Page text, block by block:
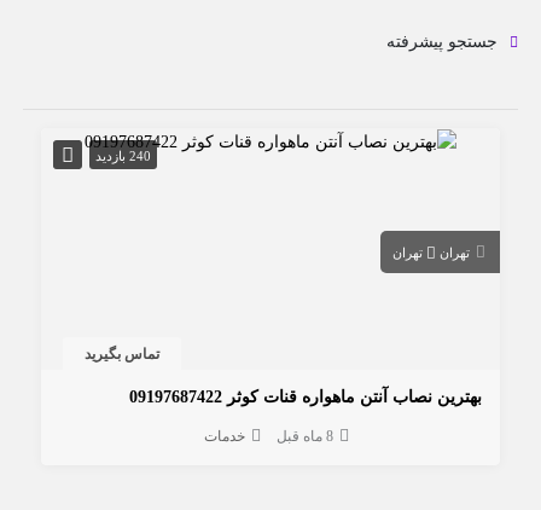
جستجو پیشرفته
240 بازدید
تهران تهران
تماس بگیرید
بهترین نصاب آنتن ماهواره قنات کوثر 09197687422
8 ماه قبل خدمات